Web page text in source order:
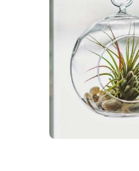
عیادت بیمار
2
10044